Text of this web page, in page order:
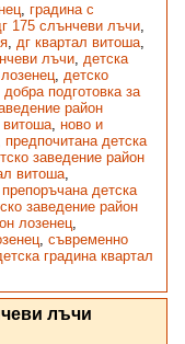
, градина с
175 слънчеви лъчи,
, дг квартал витоша,
лъчи, детска
, детско
добра подготовка за
район
витоша, ново и
предпочитана детска
заведение район
витоша,
препоръчана детска
заведение район
лозенец,
, съвременно
градина квартал
лъчи